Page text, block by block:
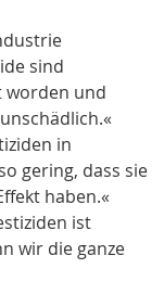
sind
worden und
in
gering, dass sie
haben.«
ist
wir die ganze